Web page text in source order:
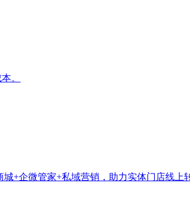
。
+企微管家+私域营销，助力实体门店线上